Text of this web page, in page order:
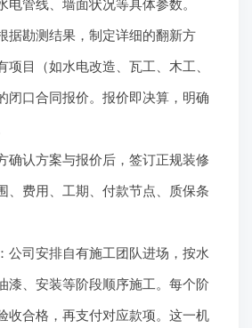
电管线、墙面状况等具体参数。
据勘测结果，制定详细的翻新方
项目（如水电改造、瓦工、木工、
闭口合同报价。报价即决算，明确
确认方案与报价后，签订正规装修
、费用、工期、付款节点、质保条
：公司安排自有施工团队进场，按水
漆、安装等阶段顺序施工。每个阶
收合格，再支付对应款项。这一机